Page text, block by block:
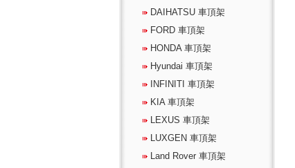
DAIHATSU 車頂架
FORD 車頂架
HONDA 車頂架
Hyundai 車頂架
INFINITI 車頂架
KIA 車頂架
LEXUS 車頂架
LUXGEN 車頂架
Land Rover 車頂架